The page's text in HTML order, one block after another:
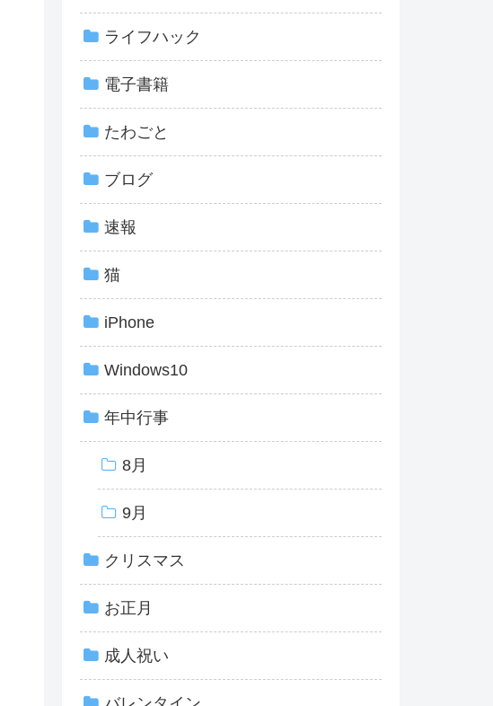
ライフハック
電子書籍
たわごと
ブログ
速報
猫
iPhone
Windows10
年中行事
8月
9月
クリスマス
お正月
成人祝い